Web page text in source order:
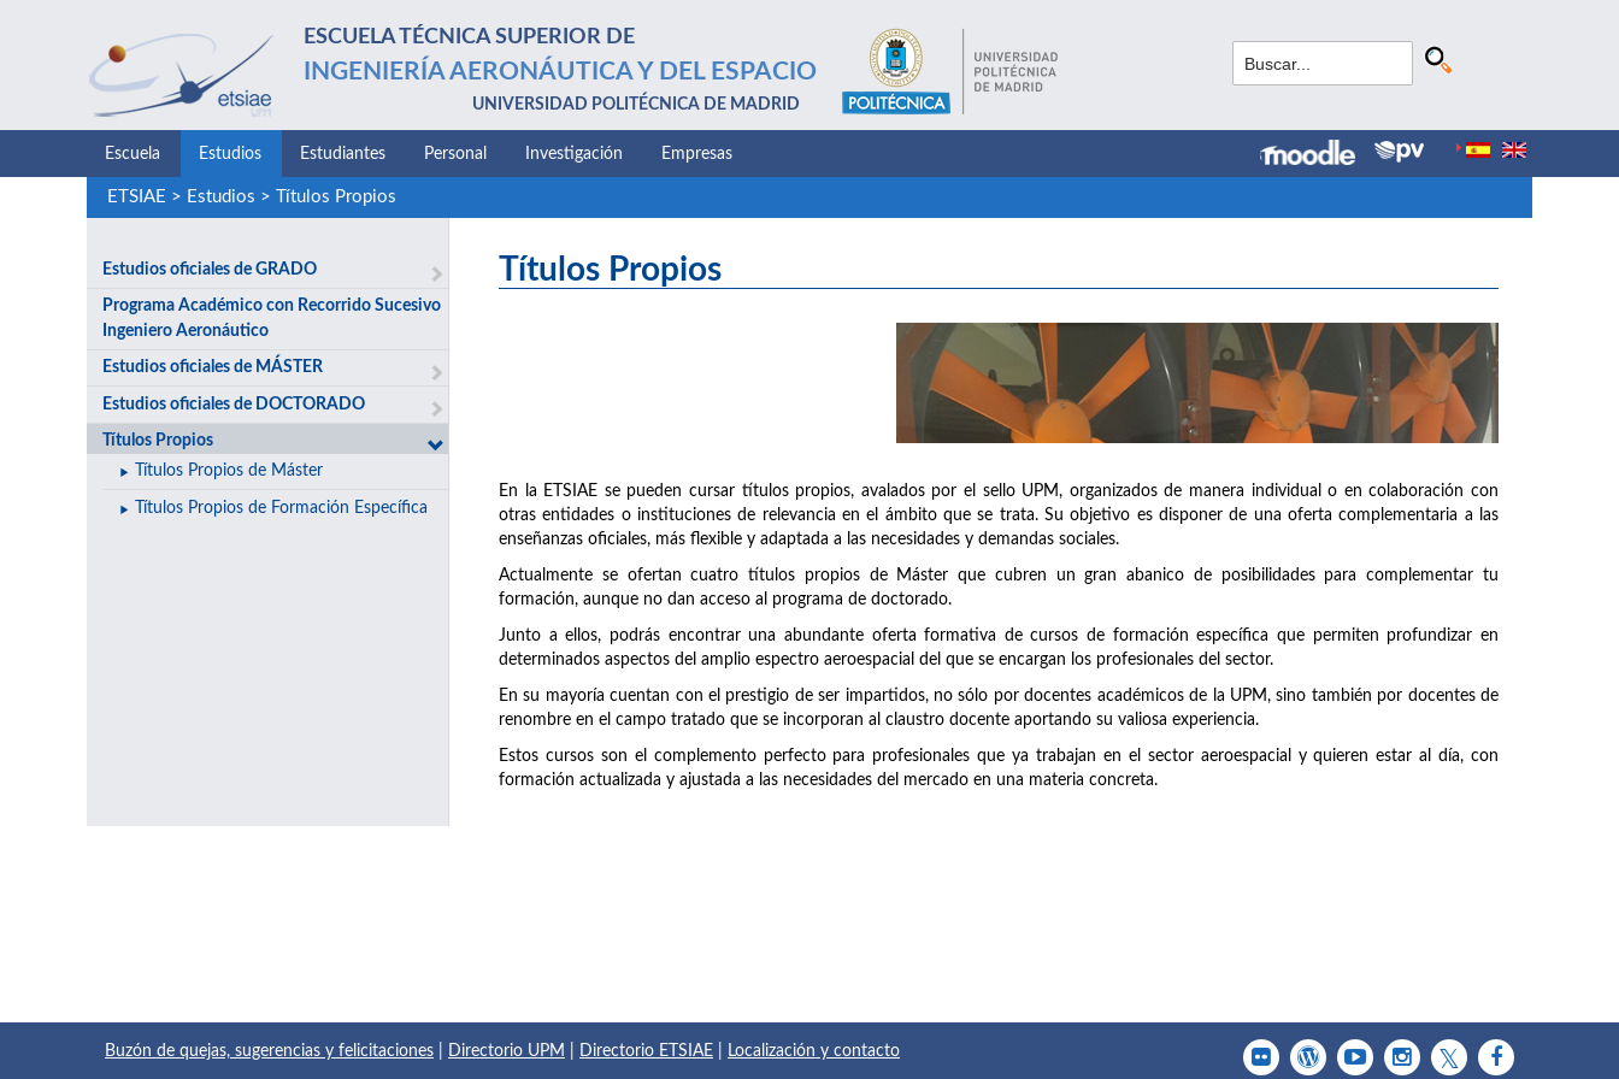
ESCUELA TÉCNICA SUPERIOR DE
INGENIERÍA AERONÁUTICA Y DEL ESPACIO
UNIVERSIDAD POLITÉCNICA DE MADRID
Escuela Estudios Estudiantes Personal Investigación Empresas
ETSIAE > Estudios > Títulos Propios
Estudios oficiales de GRADO
Programa Académico con Recorrido Sucesivo
Ingeniero Aeronáutico
Estudios oficiales de MÁSTER
Estudios oficiales de DOCTORADO
Títulos Propios
Títulos Propios de Máster
Títulos Propios de Formación Específica
Títulos Propios
En la ETSIAE se pueden cursar títulos propios, avalados por el sello UPM, organizados de manera individual o en colaboración con
otras entidades o instituciones de relevancia en el ámbito que se trata. Su objetivo es disponer de una oferta complementaria a las
enseñanzas oficiales, más flexible y adaptada a las necesidades y demandas sociales.
Actualmente se ofertan cuatro títulos propios de Máster que cubren un gran abanico de posibilidades para complementar tu
formación, aunque no dan acceso al programa de doctorado.
Junto a ellos, podrás encontrar una abundante oferta formativa de cursos de formación específica que permiten profundizar en
determinados aspectos del amplio espectro aeroespacial del que se encargan los profesionales del sector.
En su mayoría cuentan con el prestigio de ser impartidos, no sólo por docentes académicos de la UPM, sino también por docentes de
renombre en el campo tratado que se incorporan al claustro docente aportando su valiosa experiencia.
Estos cursos son el complemento perfecto para profesionales que ya trabajan en el sector aeroespacial y quieren estar al día, con
formación actualizada y ajustada a las necesidades del mercado en una materia concreta.
Buzón de quejas, sugerencias y felicitaciones Directorio UPM Directorio ETSIAE Localización y contacto